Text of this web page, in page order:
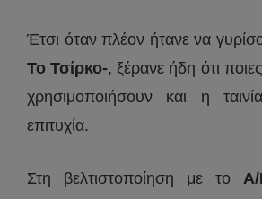
Έτσι όταν πλέον ήτανε να
Το Τσίρκο-, ξέρανε ήδη ότι
χρησιμοποιήσουν και η
επιτυχία.
Στη βελτιστοποίηση με το A/